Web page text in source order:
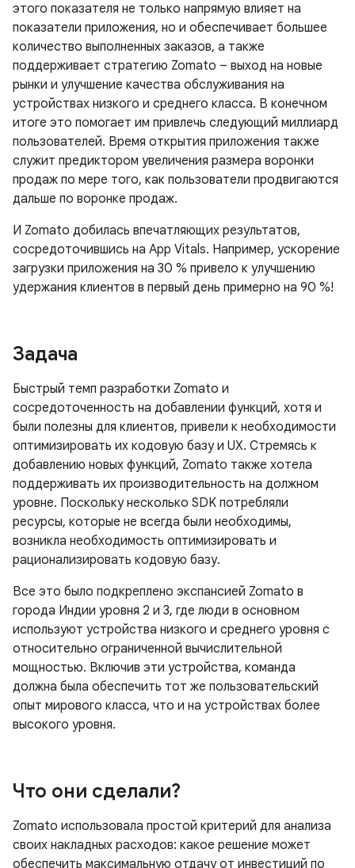
этого показателя не только напрямую влияет на
показатели приложения, но и обеспечивает большее
количество выполненных заказов, а также
поддерживает стратегию Zomato – выход на новые
рынки и улучшение качества обслуживания на
устройствах низкого и среднего класса. В конечном
итоге это помогает им привлечь следующий миллиард
пользователей. Время открытия приложения также
служит предиктором увеличения размера воронки
продаж по мере того, как пользователи продвигаются
дальше по воронке продаж.
И Zomato добилась впечатляющих результатов,
сосредоточившись на App Vitals. Например, ускорение
загрузки приложения на 30 % привело к улучшению
удержания клиентов в первый день примерно на 90 %!
Задача
Быстрый темп разработки Zomato и
сосредоточенность на добавлении функций, хотя и
были полезны для клиентов, привели к необходимости
оптимизировать их кодовую базу и UX. Стремясь к
добавлению новых функций, Zomato также хотела
поддерживать их производительность на должном
уровне. Поскольку несколько SDK потребляли
ресурсы, которые не всегда были необходимы,
возникла необходимость оптимизировать и
рационализировать кодовую базу.
Все это было подкреплено экспансией Zomato в
города Индии уровня 2 и 3, где люди в основном
используют устройства низкого и среднего уровня с
относительно ограниченной вычислительной
мощностью. Включив эти устройства, команда
должна была обеспечить тот же пользовательский
опыт мирового класса, что и на устройствах более
высокого уровня.
Что они сделали?
Zomato использовала простой критерий для анализа
своих накладных расходов: какое решение может
обеспечить максимальную отдачу от инвестиций по